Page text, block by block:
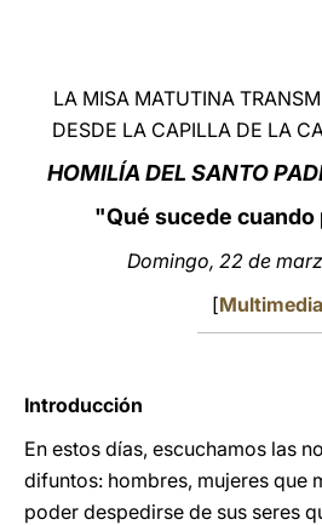
LA MISA MATUTINA
DESDE LA CAPILLA DE LA
HOMILÍA DEL SANTO
"Qué sucede cuando
Domingo, 22 de
[Multimedia
Introducción
En estos días, escuchamos las
difuntos: hombres, mujeres que
poder despedirse de sus seres